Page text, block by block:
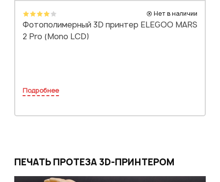
Нет в наличии
Фотополимерный 3D принтер ELEGOO MARS
2 Pro (Mono LCD)
Подробнее
ПЕЧАТЬ ПРОТЕЗА 3D-ПРИНТЕРОМ